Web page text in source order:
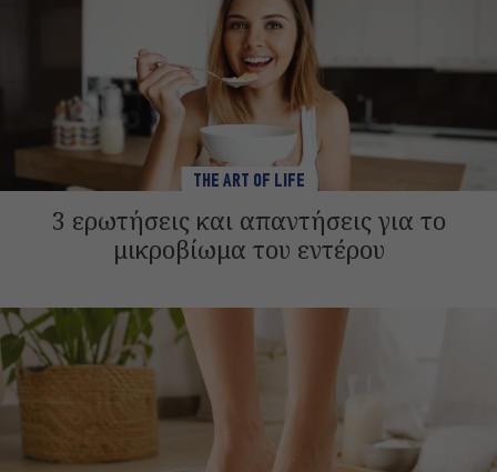
THE ART OF LIFE
3 ερωτήσεις και απαντήσεις για το
μικροβίωμα του εντέρου